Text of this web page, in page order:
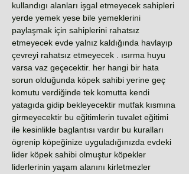
kullandıgı alanları işgal etmeyecek sahipleri
yerde yemek yese bile yemeklerini
paylaşmak için sahiplerini rahatsız
etmeyecek evde yalnız kaldığında havlayıp
çevreyi rahatsız etmeyecek . ısırma huyu
varsa vaz geçecektir. her hangi bir hata
sorun olduğunda köpek sahibi yerine geç
komutu verdiğinde tek komutta kendi
yatagıda gidip bekleyecektir mutfak kısmına
girmeyecektir bu eğitimlerin tuvalet eğitimi
ile kesinlikle baglantısı vardır bu kuralları
ögrenip köpeğinize uyguladığınızda evdeki
lider köpek sahibi olmuştur köpekler
liderlerinin yaşam alanını kirletmezler